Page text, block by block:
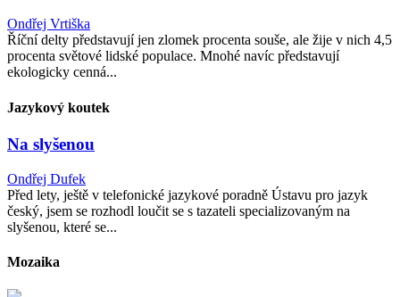
Ondřej Vrtiška
Říční delty představují jen zlomek procenta souše, ale žije v nich 4,5
procenta světové lidské populace. Mnohé navíc představují
ekologicky cenná...
Jazykový koutek
Na slyšenou
Ondřej Dufek
Před lety, ještě v telefonické jazykové poradně Ústavu pro jazyk
český, jsem se rozhodl loučit se s tazateli specializovaným na
slyšenou, které se...
Mozaika